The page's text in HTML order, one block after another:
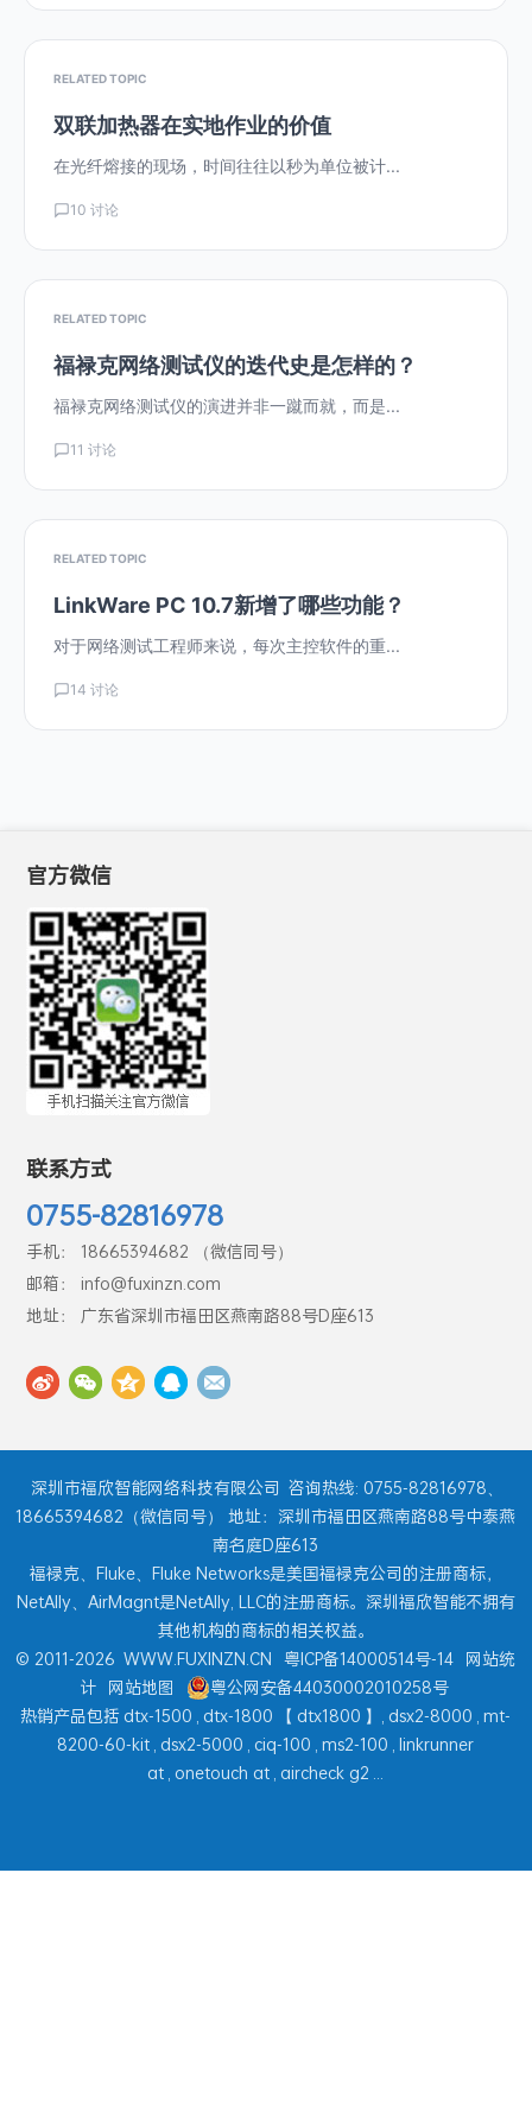
RELATED TOPIC
双联加热器在实地作业的价值
在光纤熔接的现场，时间往往以秒为单位被计...
10 讨论
RELATED TOPIC
福禄克网络测试仪的迭代史是怎样的？
福禄克网络测试仪的演进并非一蹴而就，而是...
11 讨论
RELATED TOPIC
LinkWare PC 10.7新增了哪些功能？
对于网络测试工程师来说，每次主控软件的重...
14 讨论
官方微信
联系方式
0755-82816978
手机： 18665394682 （微信同号）
邮箱： info@fuxinzn.com
地址： 广东省深圳市福田区燕南路88号D座613
深圳市福欣智能网络科技有限公司 咨询热线: 0755-82816978、
18665394682（微信同号） 地址：深圳市福田区燕南路88号中泰燕
南名庭D座613
福禄克、Fluke、Fluke Networks是美国福禄克公司的注册商标，
NetAlly、AirMagnt是NetAlly, LLC的注册商标。深圳福欣智能不拥有
其他机构的商标的相关权益。
© 2011-2026 WWW.FUXINZN.CN 粤ICP备14000514号-14 网站统
计 网站地图
粤公网安备44030002010258号
热销产品包括 dtx-1500 , dtx-1800 【 dtx1800 】, dsx2-8000 , mt-
8200-60-kit , dsx2-5000 , ciq-100 , ms2-100 , linkrunner
at , onetouch at , aircheck g2 ...